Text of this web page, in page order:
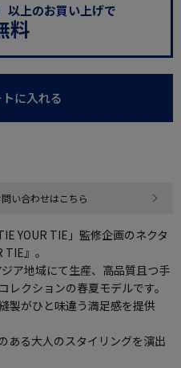
以上のお買い上げで
料
に入れる
い合わせはこちら
YOUR TIE」監修企画のネクタ
』。
ア地域にて生産、高品質且つ手
クションの春夏モデルです。
製がひと味違う満足感を提供
ある大人のスタイリングを演出